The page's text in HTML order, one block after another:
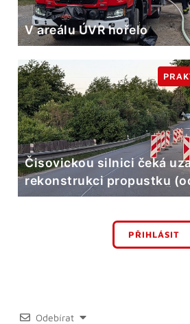
V areálu ÚVR hořelo
Čisovickou silnici čeká
rekonstrukci propustku
PŘIHLÁSIT
Odebírat